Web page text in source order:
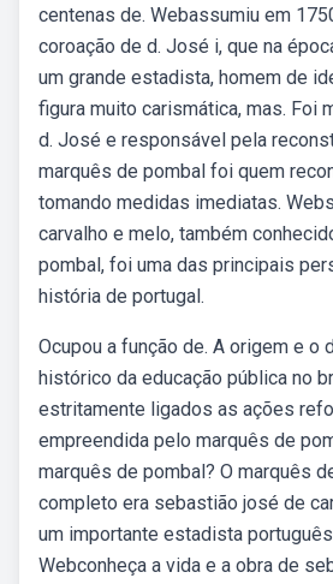
centenas de. Webassumiu em
coroação de d. José i, que na
um grande estadista, homem de
figura muito carismática, mas. Foi
d. José e responsável pela
marquês de pombal foi quem
tomando medidas imediatas.
carvalho e melo, também
pombal, foi uma das principais
história de portugal.
Ocupou a função de. A origem e o
histórico da educação pública no
estritamente ligados as ações
empreendida pelo marquês de
marquês de pombal? O marquês
completo era sebastião josé de
um importante estadista
Webconheça a vida e a obra de